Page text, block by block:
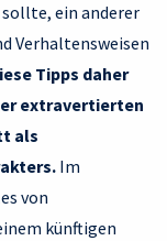
sollte, ein anderer
Verhaltensweisen
Tipps daher
extravertierten
als
Im
von
künftigen